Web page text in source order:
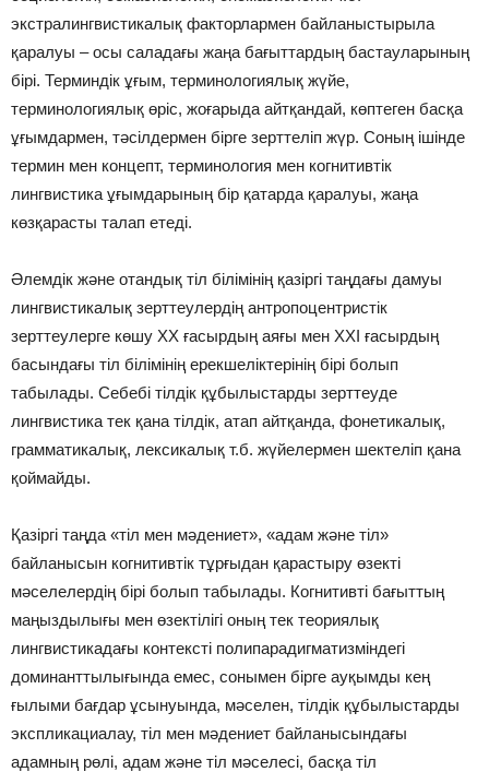
экстралингвистикалық факторлармен байланыстырыла
қаралуы – осы саладағы жаңа бағыттардың бастауларының
бірі. Терминдік ұғым, терминологиялық жүйе,
терминологиялық өріс, жоғарыда айтқандай, көптеген басқа
ұғымдармен, тәсілдермен бірге зерттеліп жүр. Соның ішінде
термин мен концепт, терминология мен когнитивтік
лингвистика ұғымдарының бір қатарда қаралуы, жаңа
көзқарасты талап етеді.
Әлемдік және отандық тіл білімінің қазіргі таңдағы дамуы
лингвистикалық зерттеулердің антропоцентристік
зерттеулерге көшу ХХ ғасырдың аяғы мен ХХІ ғасырдың
басындағы тіл білімінің ерекшеліктерінің бірі болып
табылады. Себебі тілдік құбылыстарды зерттеуде
лингвистика тек қана тілдік, атап айтқанда, фонетикалық,
грамматикалық, лексикалық т.б. жүйелермен шектеліп қана
қоймайды.
Қазіргі таңда «тіл мен мәдениет», «адам және тіл»
байланысын когнитивтік тұрғыдан қарастыру өзекті
мәселелердің бірі болып табылады. Когнитивті бағыттың
маңыздылығы мен өзектілігі оның тек теориялық
лингвистикадағы контексті полипарадигматизміндегі
доминанттылығында емес, сонымен бірге ауқымды кең
ғылыми бағдар ұсынуында, мәселен, тілдік құбылыстарды
экспликациалау, тіл мен мәдениет байланысындағы
адамның рөлі, адам және тіл мәселесі, басқа тіл